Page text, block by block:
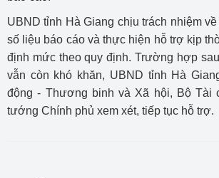
UBND tỉnh Hà Giang chịu trách nhiệm
số liệu báo cáo và thực hiện hỗ trợ kịp
định mức theo quy định. Trường hợp
vẫn còn khó khăn, UBND tỉnh Hà
động - Thương binh và Xã hội, Bộ Tài
tướng Chính phủ xem xét, tiếp tục hỗ trợ.